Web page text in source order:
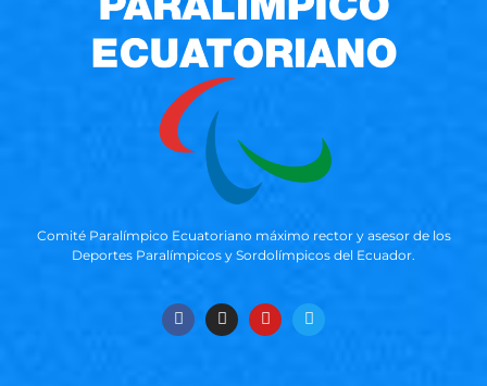
Comité Paralímpico Ecuatoriano máximo rector y asesor de los
Deportes Paralímpicos y Sordolímpicos del Ecuador.